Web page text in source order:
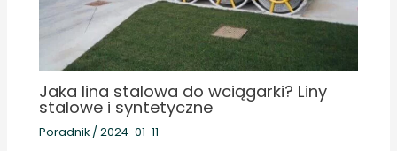
Jaka lina stalowa do wciągarki? Liny
stalowe i syntetyczne
Poradnik /2024-01-11